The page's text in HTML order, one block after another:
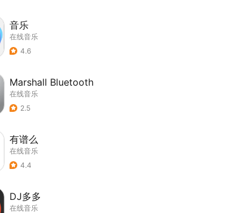
音乐
在线音乐
4.6
Marshall Bluetooth
在线音乐
2.5
有谱么
在线音乐
4.4
DJ多多
在线音乐